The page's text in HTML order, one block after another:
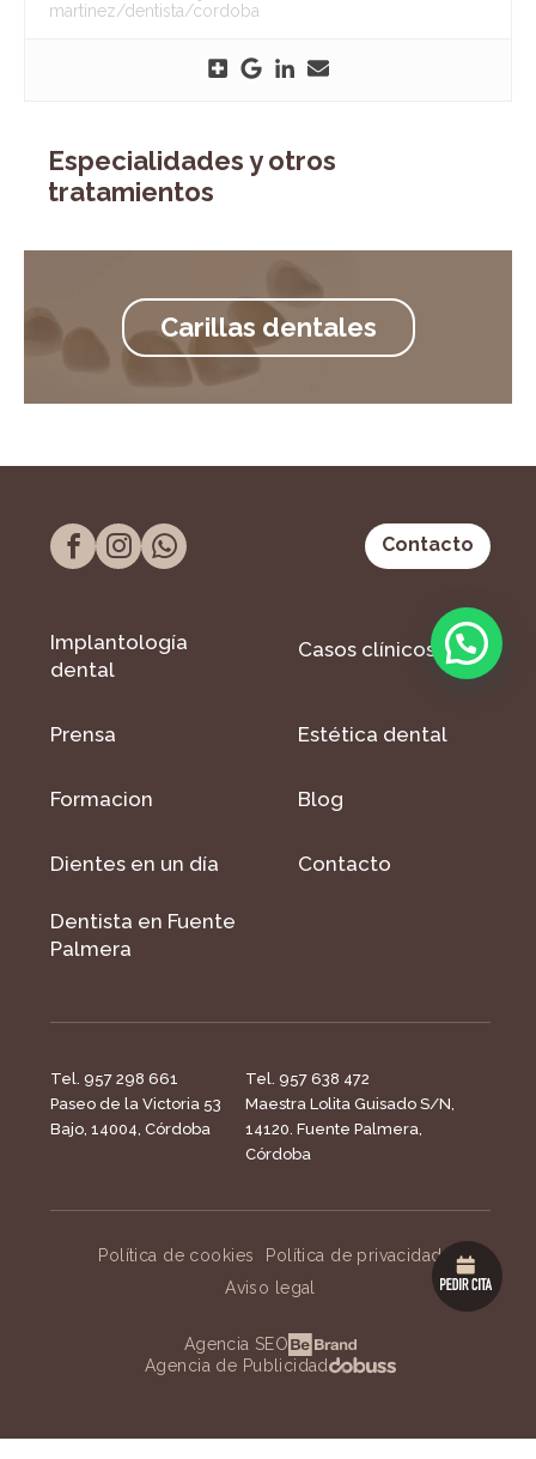
martinez/dentista/cordoba
Especialidades y otros
tratamientos
Carillas dentales
Contacto
Implantología
dental
Casos clínicos
Prensa Estética dental
Formacion Blog
Dientes en un día Contacto
Dentista en Fuente
Palmera
Tel. 957 298 661
Paseo de la Victoria 53
Bajo, 14004, Córdoba
Tel. 957 638 472
Maestra Lolita Guisado S/N,
14120. Fuente Palmera,
Córdoba
Política de cookies
Política de privacidad
Aviso legal
Agencia SEO
Agencia de Publicidad